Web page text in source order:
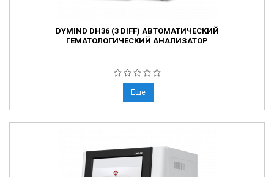
DYMIND DH36 (3 DIFF) АВТОМАТИЧЕСКИЙ
ГЕМАТОЛОГИЧЕСКИЙ АНАЛИЗАТОР
Еще